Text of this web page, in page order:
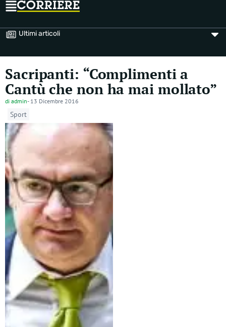
Ultimi articoli
Sacripanti: “Complimenti a
Cantù che non ha mai mollato”
di admin- 13 Dicembre 2016
Sport